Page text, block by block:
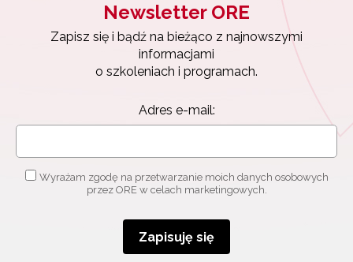
Newsletter ORE
Zapisz się i bądź na bieżąco z najnowszymi
informacjami
o szkoleniach i programach.
Adres e-mail:
Wyrażam zgodę na przetwarzanie moich danych osobowych
przez ORE w celach marketingowych.
Zapisuję się